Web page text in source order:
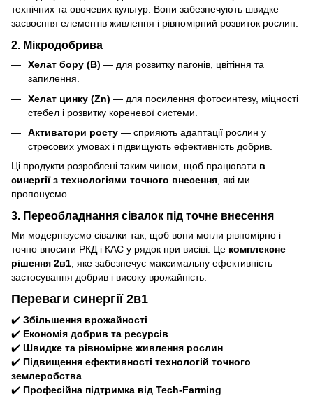
технічних та овочевих культур. Вони забезпечують швидке
засвоєння елементів живлення і рівномірний розвиток рослин.
2. Мікродобрива
Хелат бору (B) — для розвитку пагонів, цвітіння та
запилення.
Хелат цинку (Zn) — для посилення фотосинтезу, міцності
стебел і розвитку кореневої системи.
Активатори росту — сприяють адаптації рослин у
стресових умовах і підвищують ефективність добрив.
Ці продукти розроблені таким чином, щоб працювати в
синергії з технологіями точного внесення, які ми
пропонуємо.
3. Переобладнання сівалок під точне внесення
Ми модернізуємо сівалки так, щоб вони могли рівномірно і
точно вносити РКД і КАС у рядок при висіві. Це комплексне
рішення 2в1, яке забезпечує максимальну ефективність
застосування добрив і високу врожайність.
Переваги синергії 2в1
✔️ Збільшення врожайності
✔️ Економія добрив та ресурсів
✔️ Швидке та рівномірне живлення рослин
✔️ Підвищення ефективності технологій точного
землеробства
✔️ Професійна підтримка від Tech‑Farming